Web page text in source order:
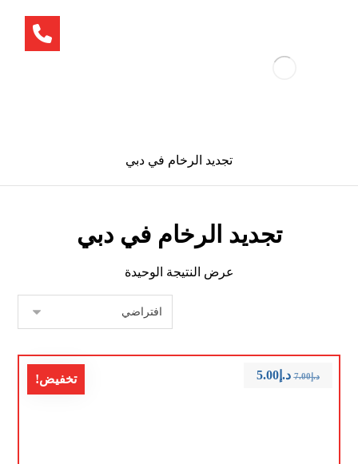
تجديد الرخام في دبي
تجديد الرخام في دبي
عرض النتيجة الوحيدة
تخفيض! د.إ7.00 د.إ5.00